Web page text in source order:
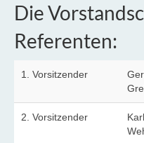
Untergruppen
Tourenangebot
Mitglieder
Sigriz Alm
Die
Referenten:
1. Vorsitzender
2. Vorsitzender